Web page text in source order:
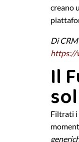
creano
Di
https://
Il
Filtrati i